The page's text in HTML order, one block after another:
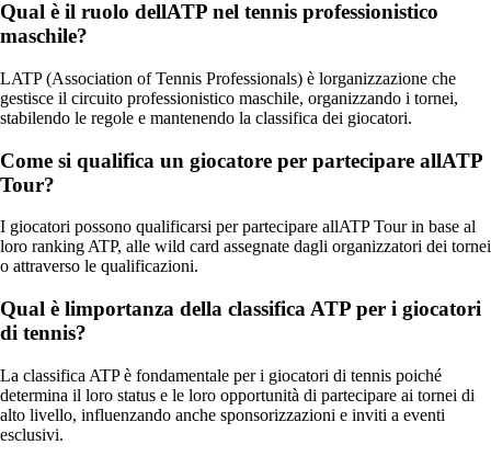
Qual è il ruolo dellATP nel tennis professionistico
maschile?
LATP (Association of Tennis Professionals) è lorganizzazione che
gestisce il circuito professionistico maschile, organizzando i tornei,
stabilendo le regole e mantenendo la classifica dei giocatori.
Come si qualifica un giocatore per partecipare allATP
Tour?
I giocatori possono qualificarsi per partecipare allATP Tour in base al
loro ranking ATP, alle wild card assegnate dagli organizzatori dei tornei
o attraverso le qualificazioni.
Qual è limportanza della classifica ATP per i giocatori
di tennis?
La classifica ATP è fondamentale per i giocatori di tennis poiché
determina il loro status e le loro opportunità di partecipare ai tornei di
alto livello, influenzando anche sponsorizzazioni e inviti a eventi
esclusivi.